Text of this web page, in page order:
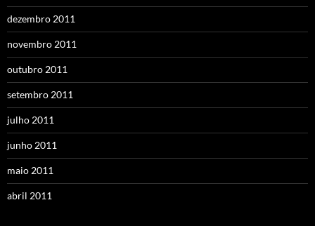
dezembro 2011
novembro 2011
outubro 2011
setembro 2011
julho 2011
junho 2011
maio 2011
abril 2011